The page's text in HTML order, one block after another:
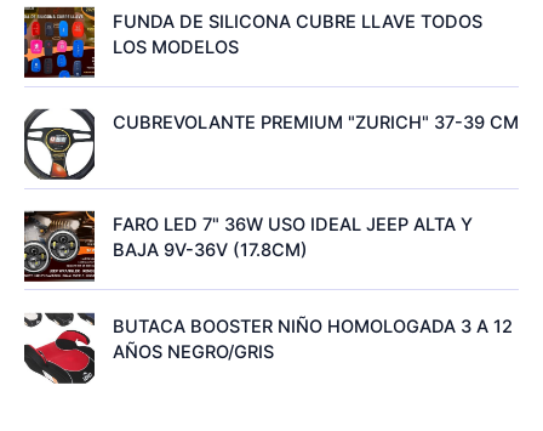
FUNDA DE SILICONA CUBRE LLAVE TODOS
LOS MODELOS
CUBREVOLANTE PREMIUM "ZURICH" 37-39 CM
FARO LED 7" 36W USO IDEAL JEEP ALTA Y
BAJA 9V-36V (17.8CM)
BUTACA BOOSTER NIÑO HOMOLOGADA 3 A 12
AÑOS NEGRO/GRIS